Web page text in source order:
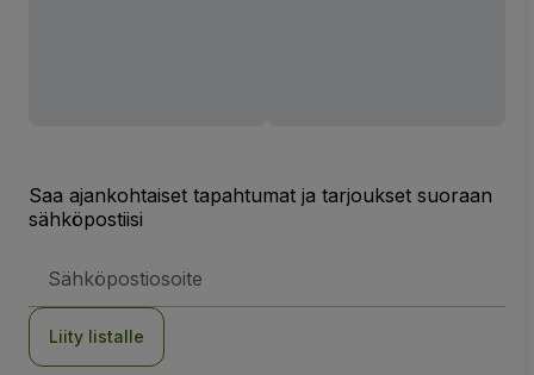
Saa ajankohtaiset tapahtumat ja tarjoukset suoraan
sähköpostiisi
Liity listalle